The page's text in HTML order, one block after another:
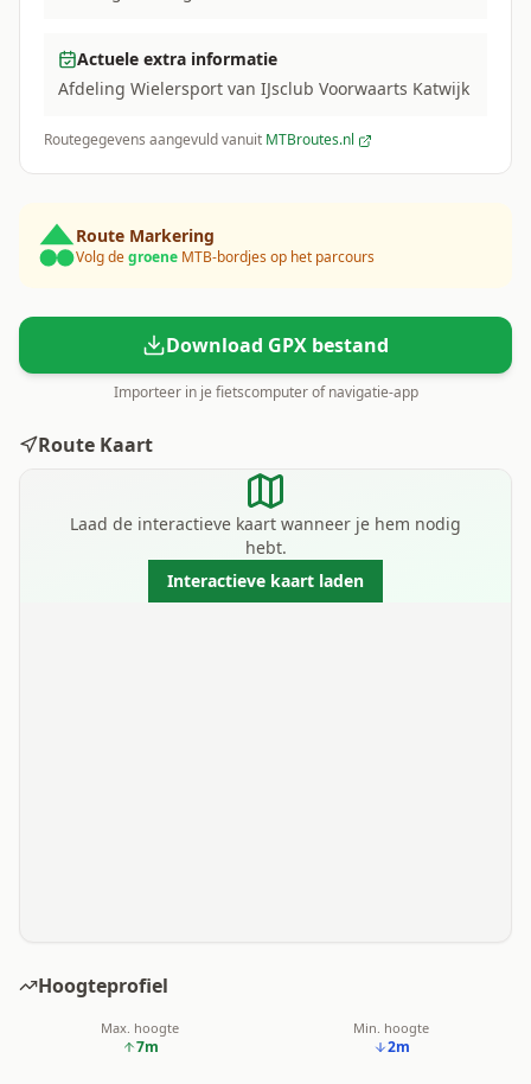
Actuele extra informatie
Afdeling Wielersport van IJsclub Voorwaarts Katwijk
Routegegevens aangevuld vanuit MTBroutes.nl
Route Markering
Volg degroene MTB-bordjes op het parcours
Download GPX bestand
Importeer in je fietscomputer of navigatie-app
Route Kaart
Laad de interactieve kaart wanneer je hem nodig
hebt.
Interactieve kaart laden
Hoogteprofiel
Max. hoogte
7m
Min. hoogte
2m